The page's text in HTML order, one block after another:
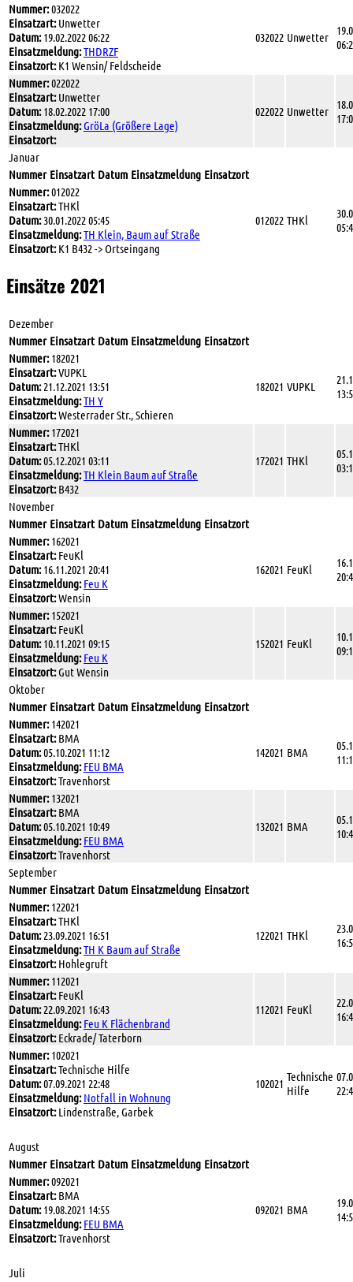
Nummer:032022
Einsatzart:Unwetter
Datum:19.02.2022 06:22
Einsatzmeldung:THDRZF
Einsatzort:K1 Wensin/ Feldscheide
032022 Unwetter
Nummer:022022
Einsatzart:Unwetter
Datum:18.02.2022 17:00
Einsatzmeldung:GröLa (Größere Lage)
Einsatzort:
022022 Unwetter
Januar
Nummer Einsatzart Datum Einsatzmeldung Einsatzort
Nummer:012022
Einsatzart:THKl
Datum:30.01.2022 05:45
Einsatzmeldung:TH Klein, Baum auf Straße
Einsatzort:K1 B432 -> Ortseingang
012022 THKl
Einsätze 2021
Dezember
Nummer Einsatzart Datum Einsatzmeldung Einsatzort
Nummer:182021
Einsatzart:VUPKL
Datum:21.12.2021 13:51
Einsatzmeldung:TH Y
Einsatzort:Westerrader Str., Schieren
182021 VUPKL
Nummer:172021
Einsatzart:THKl
Datum:05.12.2021 03:11
Einsatzmeldung:TH Klein Baum auf Straße
Einsatzort:B432
172021 THKl
November
Nummer Einsatzart Datum Einsatzmeldung Einsatzort
Nummer:162021
Einsatzart:FeuKl
Datum:16.11.2021 20:41
Einsatzmeldung: Feu K
Einsatzort:Wensin
162021 FeuKl
Nummer:152021
Einsatzart:FeuKl
Datum:10.11.2021 09:15
Einsatzmeldung: Feu K
Einsatzort:Gut Wensin
152021 FeuKl
Oktober
Nummer Einsatzart Datum Einsatzmeldung Einsatzort
Nummer:142021
Einsatzart:BMA
Datum:05.10.2021 11:12
Einsatzmeldung: FEU BMA
Einsatzort:Travenhorst
142021 BMA
Nummer:132021
Einsatzart:BMA
Datum:05.10.2021 10:49
Einsatzmeldung: FEU BMA
Einsatzort:Travenhorst
132021 BMA
September
Nummer Einsatzart Datum Einsatzmeldung Einsatzort
Nummer:122021
Einsatzart:THKl
Datum:23.09.2021 16:51
Einsatzmeldung:TH K Baum auf Straße
Einsatzort:Hohlegruft
122021 THKl
Nummer:112021
Einsatzart:FeuKl
Datum:22.09.2021 16:43
Einsatzmeldung: Feu K Flächenbrand
Einsatzort:Eckrade/ Taterborn
112021 FeuKl
Nummer:102021
Einsatzart:Technische Hilfe
Datum:07.09.2021 22:48
Einsatzmeldung: Notfall in Wohnung
Einsatzort:Lindenstraße, Garbek
102021 Technische
Hilfe
August
Nummer Einsatzart Datum Einsatzmeldung Einsatzort
Nummer:092021
Einsatzart:BMA
Datum:19.08.2021 14:55
Einsatzmeldung: FEU BMA
Einsatzort:Travenhorst
092021 BMA
Juli